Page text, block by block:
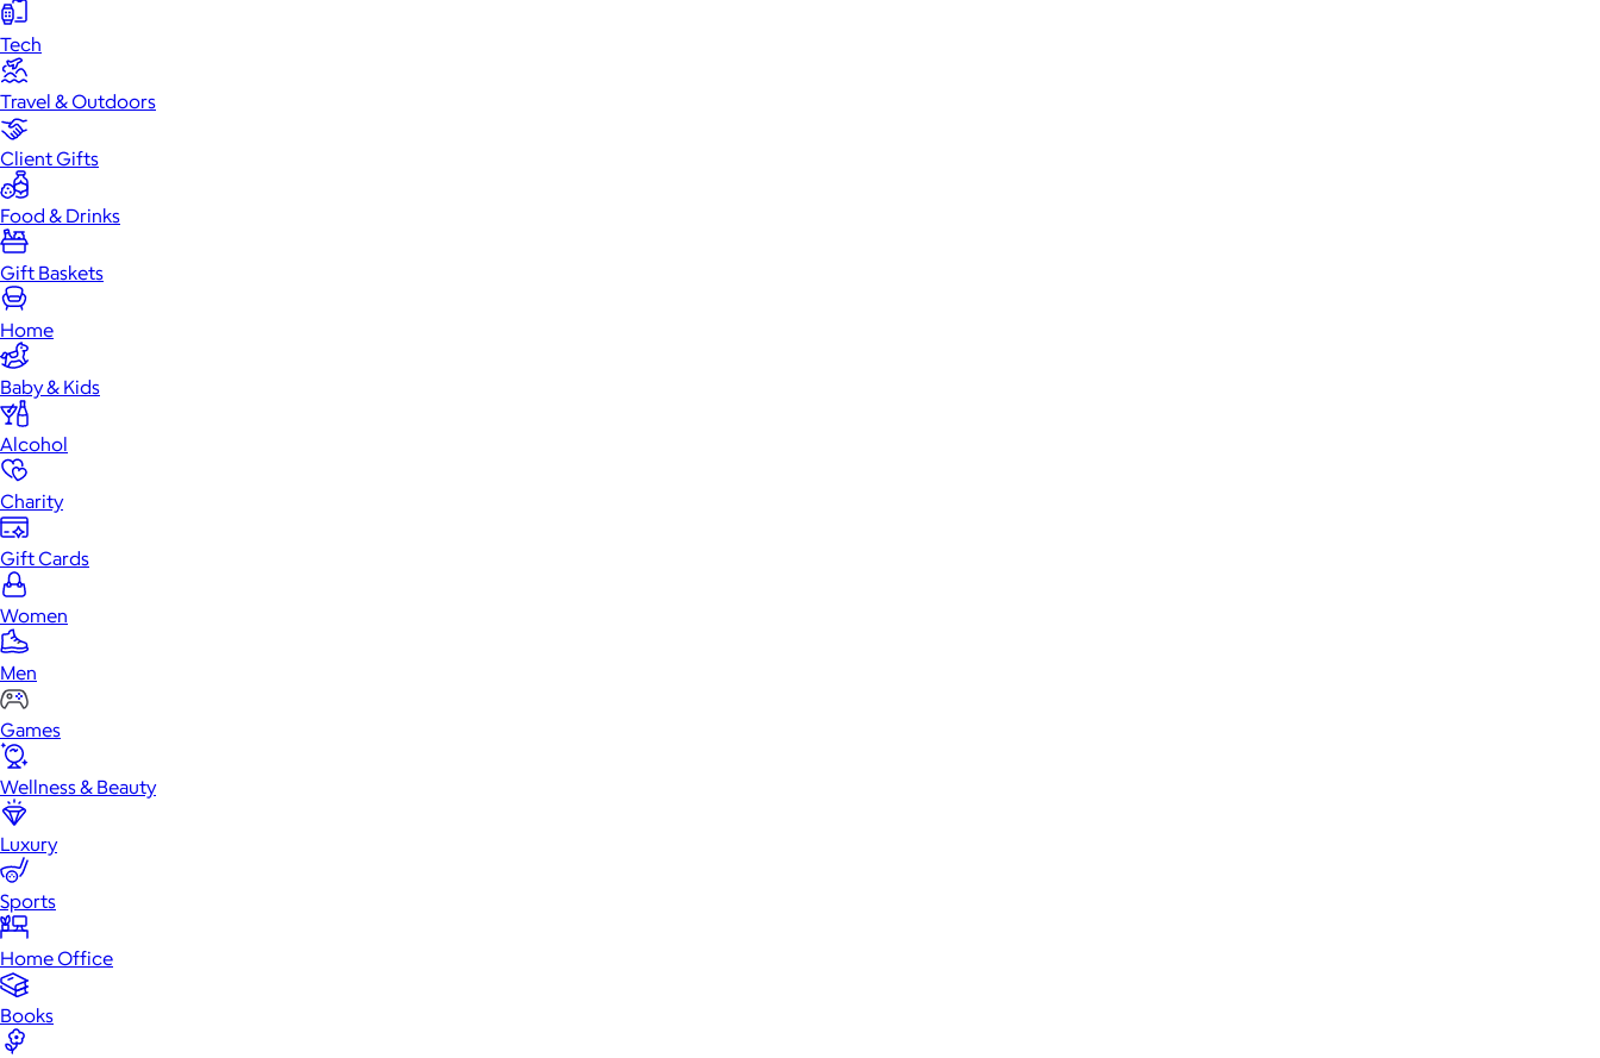
Tech
Travel & Outdoors
Client Gifts
Food & Drinks
Gift Baskets
Home
Baby & Kids
Alcohol
Charity
Gift Cards
Women
Men
Games
Wellness & Beauty
Luxury
Sports
Home Office
Books